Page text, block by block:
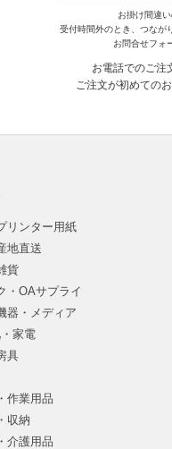
お掛け間違
受付時間外のとき、つなが
お問合せフォ
お電話でのご注
ご注文が初めての
リンター用紙
地直送
貨
・OAサプライ
器・メディア
家電
具
作業用品
収納
介護用品